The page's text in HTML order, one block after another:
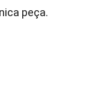
peça.